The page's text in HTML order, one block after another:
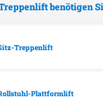
benötigen
Treppenlift
Plattformlift